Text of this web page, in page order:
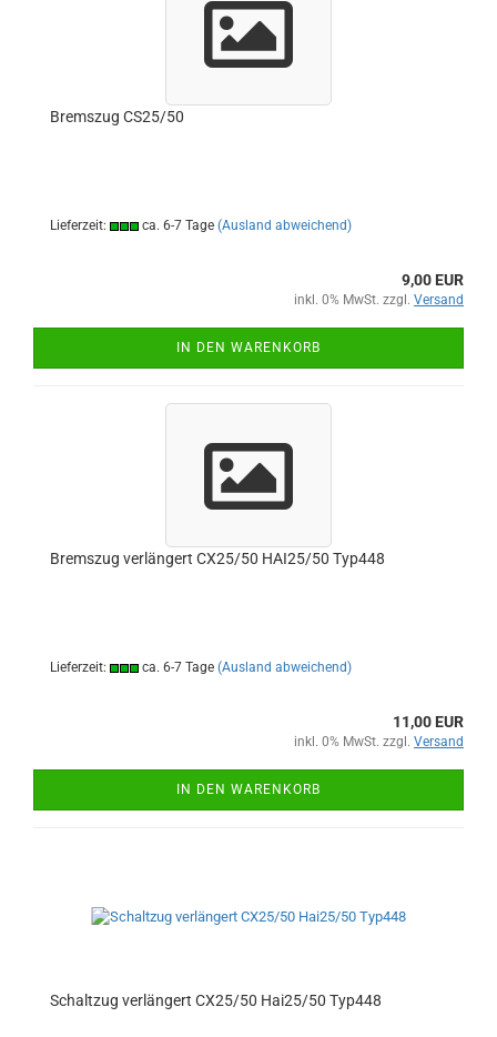
Bremszug CS25/50
Lieferzeit: ca. 6-7 Tage (Ausland abweichend)
9,00 EUR
inkl. 0% MwSt. zzgl. Versand
IN DEN WARENKORB
Bremszug verlängert CX25/50 HAI25/50 Typ448
Lieferzeit: ca. 6-7 Tage (Ausland abweichend)
11,00 EUR
inkl. 0% MwSt. zzgl. Versand
IN DEN WARENKORB
Schaltzug verlängert CX25/50 Hai25/50 Typ448